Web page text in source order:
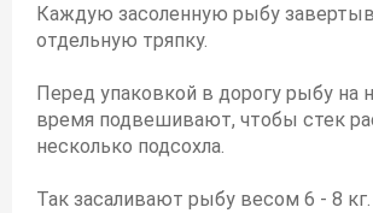
Каждую засоленную рыбу
отдельную тряпку.
Перед упаковкой в дорогу рыбу на
время подвешивают, чтобы стек
несколько подсохла.
Так засаливают рыбу весом 6 - 8